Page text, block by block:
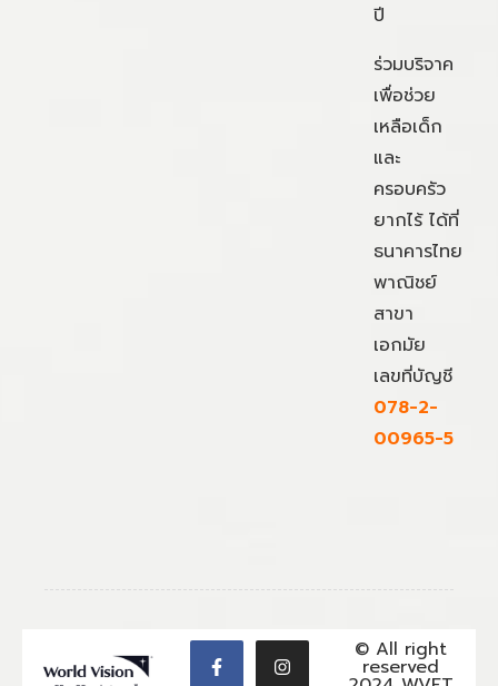
ปี
ร่วมบริจาค
เพื่อช่วย
เหลือเด็ก
และ
ครอบครัว
ยากไร้ ได้ที่
ธนาคารไทย
พาณิชย์
สาขา
เอกมัย
เลขที่บัญชี
078-2-
00965-5
© All right
reserved